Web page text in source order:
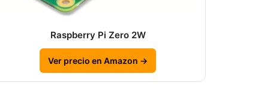
Raspberry Pi Zero 2W
Ver precio en Amazon →